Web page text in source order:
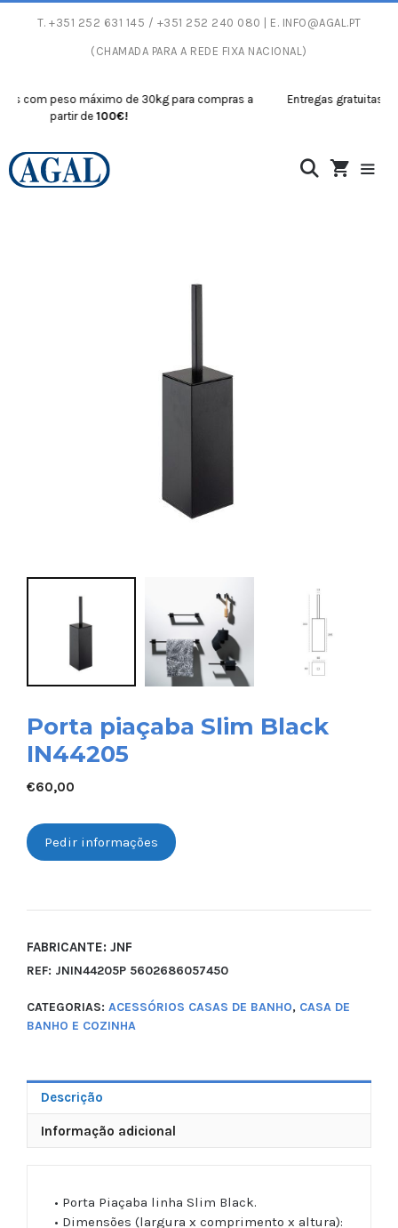
T. +351 252 631 145 / +351 252 240 080 | E. INFO@AGAL.PT
(CHAMADA PARA A REDE FIXA NACIONAL)
peso máximo de 30kg para compras a
partir de100€!
Entregas gratuitas com
Porta piaçaba Slim Black
IN44205
€60,00
Pedir informações
FABRICANTE: JNF
REF: JNIN44205P 5602686057450
CATEGORIAS: ACESSÓRIOS CASAS DE BANHO, CASA DE
BANHO E COZINHA
Descrição
Informação adicional
• Porta Piaçaba linha Slim Black.
• Dimensões (largura x comprimento x altura):